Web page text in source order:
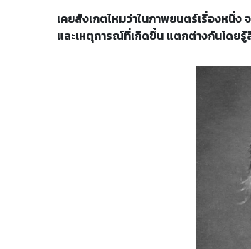
เคยสังเกตไหมว่าในภาพยนตร์เรื่องหนึ่
และเหตุการณ์ที่เกิดขึ้น แตกต่างกันโดย